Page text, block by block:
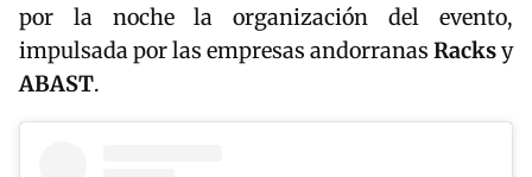
por la noche la organización del evento,
impulsada por las empresas andorranas Racksy
ABAST.